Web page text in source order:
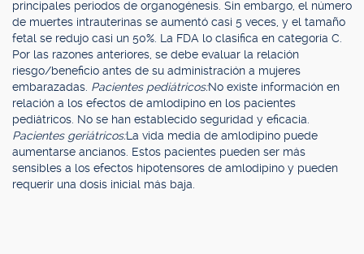
principales periodos de organogénesis. Sin embargo, el número
de muertes intrauterinas se aumentó casi 5 veces, y el tamaño
fetal se redujo casi un 50%. La FDA lo clasifica en categoría C.
Por las razones anteriores, se debe evaluar la relación
riesgo/beneficio antes de su administración a mujeres
embarazadas. Pacientes pediátricos:No existe información en
relación a los efectos de amlodipino en los pacientes
pediátricos. No se han establecido seguridad y eficacia.
Pacientes geriátricos:La vida media de amlodipino puede
aumentarse ancianos. Estos pacientes pueden ser más
sensibles a los efectos hipotensores de amlodipino y pueden
requerir una dosis inicial más baja.